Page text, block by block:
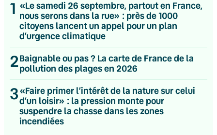
1 «Le samedi 26 septembre, partout en France,
nous serons dans la rue» : près de 1000
citoyens lancent un appel pour un plan
d’urgence climatique
2Baignable ou pas ? La carte de France de la
pollution des plages en 2026
3«Faire primer l’intérêt de la nature sur celui
d’un loisir» : la pression monte pour
suspendre la chasse dans les zones
incendiées